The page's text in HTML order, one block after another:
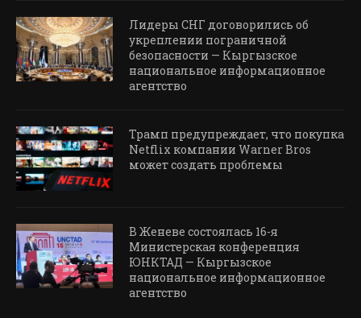
Лидеры СНГ договорились об
укреплении пограничной
безопасности — Кыргызское
национальное информационное
агентство
Трамп предупреждает, что покупка
Netflix компании Warner Bros
может создать проблемы
В Женеве состоялась 16-я
Министерская конференция
ЮНКТАД — Кыргызское
национальное информационное
агентство